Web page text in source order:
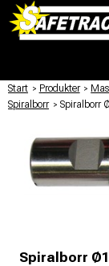
Start / Produkter /
Spiralborr / Spiralborr
Spiralborr